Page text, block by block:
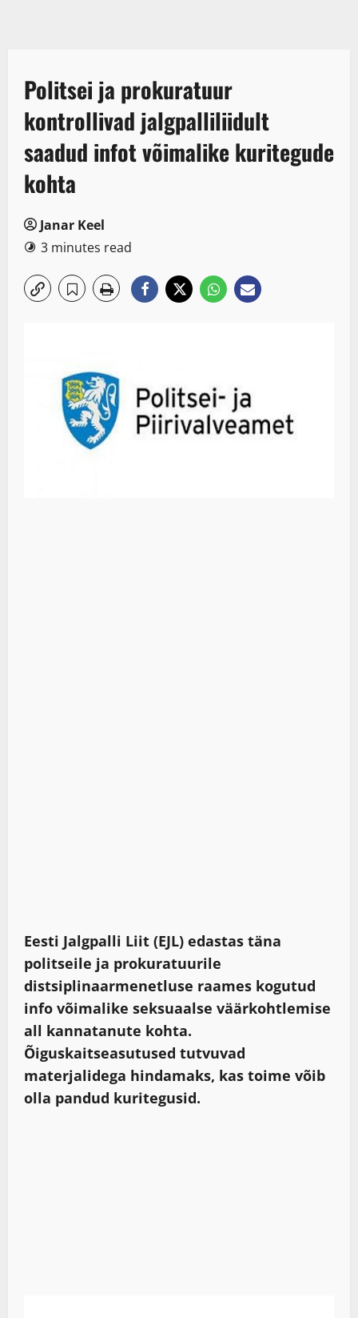
Politsei ja prokuratuur
kontrollivad jalgpalliliidult
saadud infot võimalike kuritegude
kohta
Janar Keel
3 minutes read
Eesti Jalgpalli Liit (EJL) edastas täna
politseile ja prokuratuurile
distsiplinaarmenetluse raames kogutud
info võimalike seksuaalse väärkohtlemise
all kannatanute kohta.
Õiguskaitseasutused tutvuvad
materjalidega hindamaks, kas toime võib
olla pandud kuritegusid.